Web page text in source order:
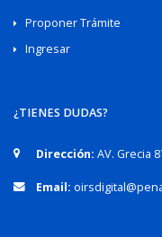
Proponer Trámite
Ingresar
¿TIENES DUDAS?
Dirección: AV. Grecia
Email: